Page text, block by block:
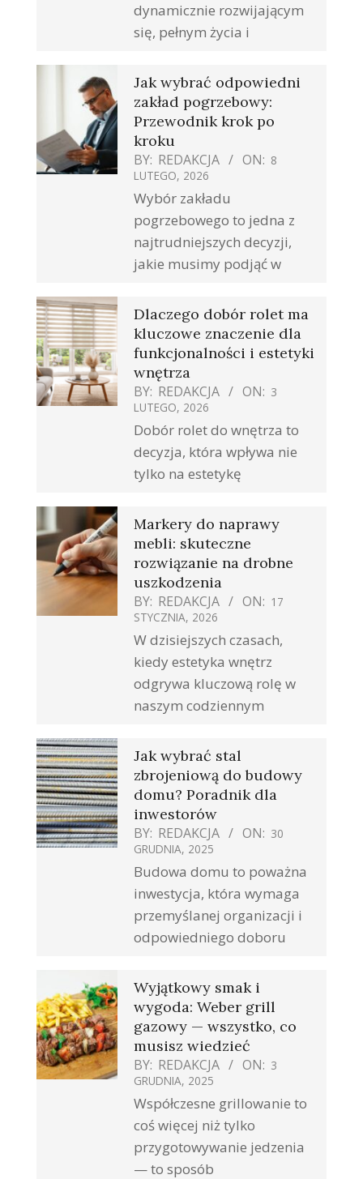
dynamicznie rozwijającym
się, pełnym życia i
Jak wybrać odpowiedni
zakład pogrzebowy:
Przewodnik krok po
kroku
BY: REDAKCJA ON: 8
LUTEGO, 2026
Wybór zakładu
pogrzebowego to jedna z
najtrudniejszych decyzji,
jakie musimy podjąć w
Dlaczego dobór rolet ma
kluczowe znaczenie dla
funkcjonalności i estetyki
wnętrza
BY: REDAKCJA ON: 3
LUTEGO, 2026
Dobór rolet do wnętrza to
decyzja, która wpływa nie
tylko na estetykę
Markery do naprawy
mebli: skuteczne
rozwiązanie na drobne
uszkodzenia
BY: REDAKCJA ON: 17
STYCZNIA, 2026
W dzisiejszych czasach,
kiedy estetyka wnętrz
odgrywa kluczową rolę w
naszym codziennym
Jak wybrać stal
zbrojeniową do budowy
domu? Poradnik dla
inwestorów
BY: REDAKCJA ON: 30
GRUDNIA, 2025
Budowa domu to poważna
inwestycja, która wymaga
przemyślanej organizacji i
odpowiedniego doboru
Wyjątkowy smak i
wygoda: Weber grill
gazowy — wszystko, co
musisz wiedzieć
BY: REDAKCJA ON: 3
GRUDNIA, 2025
Współczesne grillowanie to
coś więcej niż tylko
przygotowywanie jedzenia
— to sposób